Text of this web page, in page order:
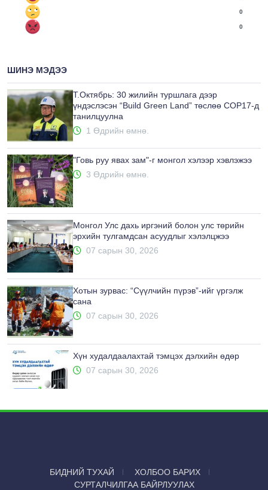
0
0
ШИНЭ МЭДЭЭ
Т.Октябрь: 30 жилийн туршлага дээр
үндэслэсэн “Build Green Land” төслөө COP17-д
танилцуулна
1 Өдрийн өмнө.
"Говь руу явах зам"-г монгол хэлээр хэвлэжээ
3 Өдрийн өмнө.
Монгол Улс дахь иргэний болон улс төрийн
эрхийн тулгамдсан асуудлыг хэлэлцжээ
07 сарын 30, 2026
Хотын зурвас: “Сүүлчийн пүрэв”-ийг үргэлж
сана
07 сарын 30, 2026
Хүн худалдаалахтай тэмцэх дэлхийн өдөр
07 сарын 30, 2026
БИДНИЙ ТУХАЙ
ХОЛБОО БАРИХ
СУРТАЛЧИЛГАА БАЙРЛУУЛАХ